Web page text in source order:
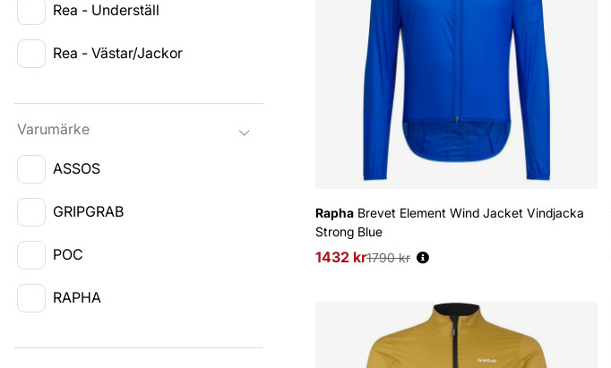
Rea - Underställ
Rea - Västar/Jackor
Varumärke
ASSOS
GRIPGRAB
POC
RAPHA
Rapha Brevet Element Wind Jacket Vindjacka
Strong Blue
1432 kr
Ordinarie pris:
1790 kr